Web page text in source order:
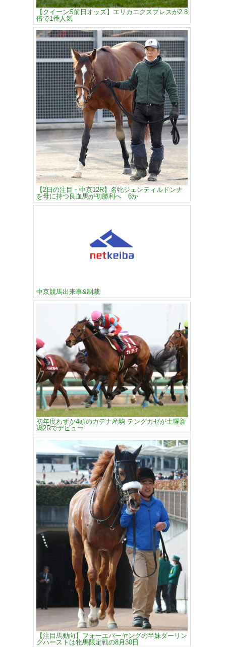
【クイーンS前日オッズ】エリカエクスプレスが2.8
倍で1番人気
【2日の注目・中京12R】名牝ジェンティルドンナ
を母に持つ良血馬が初勝利へ 6か
中京競馬出来事&制裁
初年度わずか4頭のカデナ産駒 テングカゼが土曜新
潟2Rでデビュー
【注目馬動向】フォーエバーヤングの半妹ダーリン
グハーストは牝馬限定戦の8月30日